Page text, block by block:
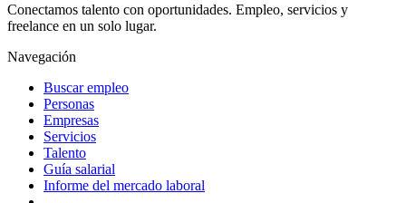
Conectamos talento con oportunidades. Empleo, servicios y
freelance en un solo lugar.
Navegación
Buscar empleo
Personas
Empresas
Servicios
Talento
Guía salarial
Informe del mercado laboral